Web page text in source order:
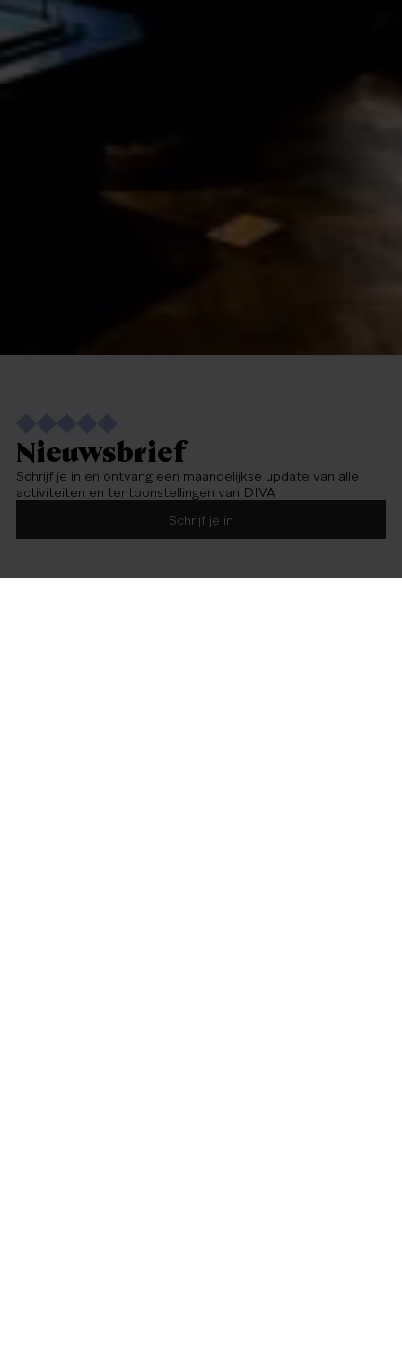
Nieuwsbrief
Schrijf je in en ontvang een maandelijkse update van alle
activiteiten en tentoonstellingen van DIVA
Schrijf je in